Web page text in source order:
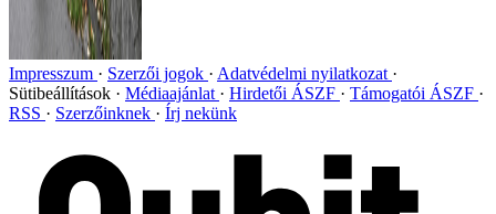
Impresszum Szerzői jogok
Adatvédelmi nyilatkozat
Sütibeállítások
Médiaajánlat Hirdetői ÁSZF
Támogatói ÁSZF
RSS
Szerzőinknek Írj nekünk